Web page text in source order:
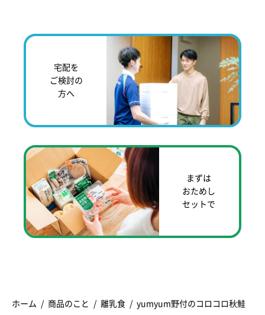
宅配を
ご検討の
方へ
まずは
おためし
セットで
ホーム 商品のこと 離乳食 yumyum野付のコロコロ秋鮭